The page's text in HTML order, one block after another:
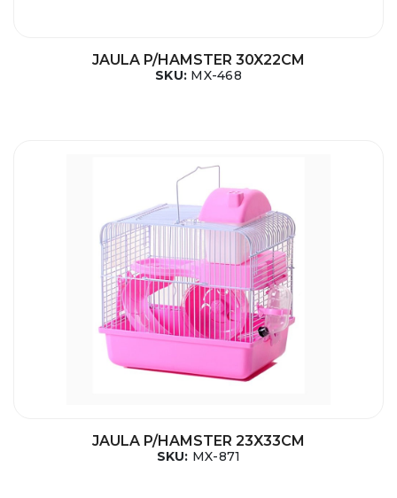
JAULA P/HAMSTER 30X22CM
SKU: MX-468
JAULA P/HAMSTER 23X33CM
SKU: MX-871